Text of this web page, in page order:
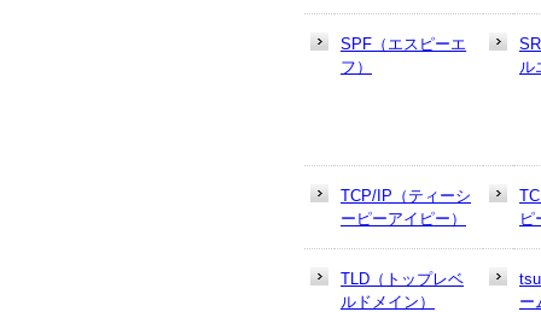
SPF（エスピーエ
フ）
ル
TCP/IP（ティーシ
ーピーアイピー）
ピ
TLD（トップレベ
ルドメイン）
ー